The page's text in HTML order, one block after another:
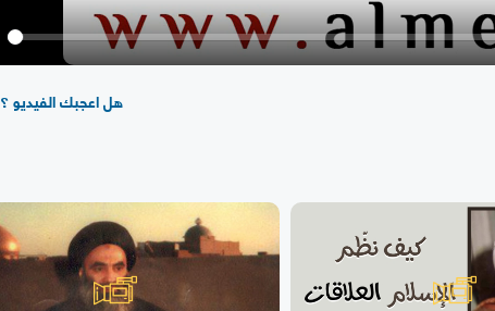
هل اعجبك الفيديو ؟